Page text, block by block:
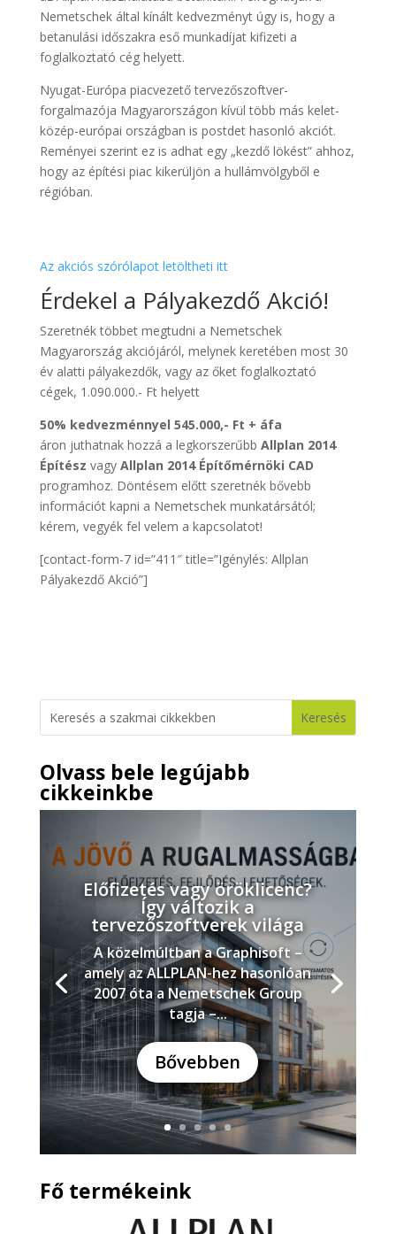
Nemetschek által kínált kedvezményt úgy is, hogy a
betanulási időszakra eső munkadíjat kifizeti a
foglalkoztató cég helyett.
Nyugat-Európa piacvezető tervezőszoftver-
forgalmazója Magyarországon kívül több más kelet-
közép-európai országban is postdet hasonló akciót.
Reményei szerint ez is adhat egy „kezdő lökést” ahhoz,
hogy az építési piac kikerüljön a hullámvölgyből e
régióban.
Az akciós szórólapot letöltheti itt
Érdekel a Pályakezdő Akció!
Szeretnék többet megtudni a Nemetschek
Magyarország akciójáról, melynek keretében most 30
év alatti pályakezdők, vagy az őket foglalkoztató
cégek, 1.090.000.- Ft helyett
50% kedvezménnyel 545.000,- Ft + áfa
áron juthatnak hozzá a legkorszerűbb Allplan 2014
Építész vagy Allplan 2014 Építőmérnöki CAD
programhoz. Döntésem előtt szeretnék bővebb
információt kapni a Nemetschek munkatársától;
kérem, vegyék fel velem a kapcsolatot!
[contact-form-7 id=”411″ title=”Igénylés: Allplan
Pályakezdő Akció”]
Olvass bele legújabb
cikkeinkbe
Előfizetés vagy öröklicenc?
Így változik a
tervezőszoftverek világa
A közelmúltban a Graphisoft –
amely az ALLPLAN-hez hasonlóan
2007 óta a Nemetschek Group
tagja –...
Bővebben
Fő termékeink